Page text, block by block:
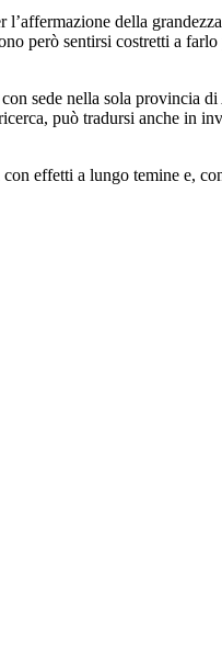
della
però sentirsi costretti a
sede nella sola provincia
può tradursi anche in
effetti a lungo temine e,